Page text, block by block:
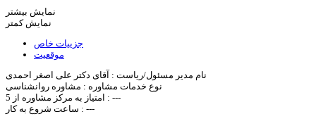
نمایش بیشتر
نمایش کمتر
جزییات خاص
موقعیت
نام مدیر مسئول/ریاست : آقای دكتر علی اصغر احمدی
نوع خدمات مشاوره : مشاوره روانشناسی
امتیاز به مرکز مشاوره از 5 : ---
ساعت شروع به کار : ---